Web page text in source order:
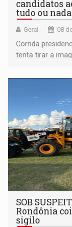
candidatos
tudo ou nada
Geral 08
Corrida
tenta tirar a
não ter entrado
SOB
Rondônia
sigilo